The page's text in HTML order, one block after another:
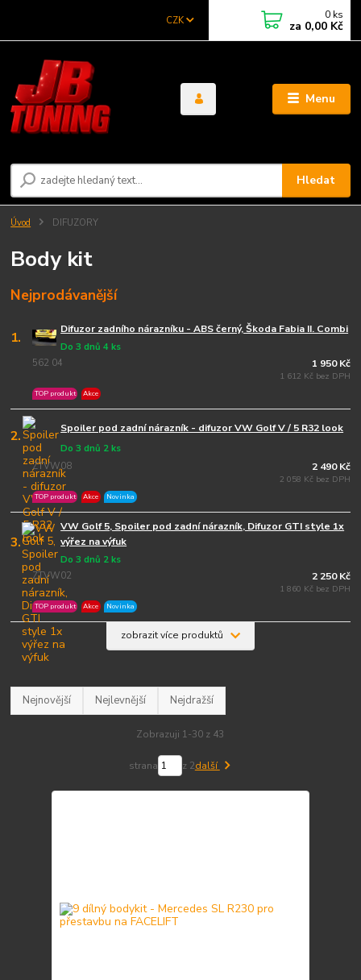
Menu
CZK
Hledat
0 ks
za 0,00 Kč
Úvod DIFUZORY
Body kit
Nejprodávanější
1. Difuzor zadního nárazníku - ABS černý, Škoda Fabia II. Combi
562 04
Do 3 dnů 4 ks
TOP produkt Akce
1 950 Kč
1 612 Kč bez DPH
2. Spoiler pod zadní nárazník - difuzor VW Golf V / 5 R32 look
ZTVW08
Do 3 dnů 2 ks
TOP produkt Akce Novinka
2 490 Kč
2 058 Kč bez DPH
3.
VW Golf 5, Spoiler pod zadní nárazník, Difuzor GTI style 1x
výřez na výfuk
ZTVW02
Do 3 dnů 2 ks
TOP produkt Akce Novinka
2 250 Kč
1 860 Kč bez DPH
zobrazit více produktů
Nejnovější Nejlevnější Nejdražší
Zobrazuji 1-30 z 43
strana z 2další